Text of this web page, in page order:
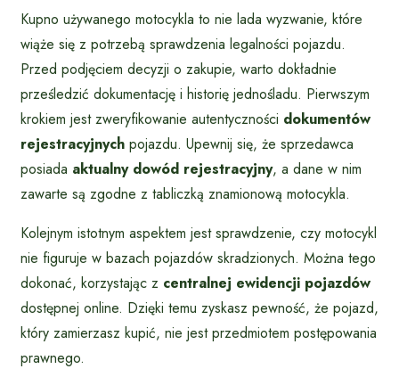
Kupno używanego motocykla to nie lada wyzwanie, które
wiąże się z potrzebą sprawdzenia legalności pojazdu.
Przed podjęciem decyzji o zakupie, warto dokładnie
prześledzić dokumentację i historię jednośladu. Pierwszym
krokiem jest zweryfikowanie autentyczności dokumentów
rejestracyjnych pojazdu. Upewnij się, że sprzedawca
posiada aktualny dowód rejestracyjny, a dane w nim
zawarte są zgodne z tabliczką znamionową motocykla.
Kolejnym istotnym aspektem jest sprawdzenie, czy motocykl
nie figuruje w bazach pojazdów skradzionych. Można tego
dokonać, korzystając z centralnej ewidencji pojazdów
dostępnej online. Dzięki temu zyskasz pewność, że pojazd,
który zamierzasz kupić, nie jest przedmiotem postępowania
prawnego.